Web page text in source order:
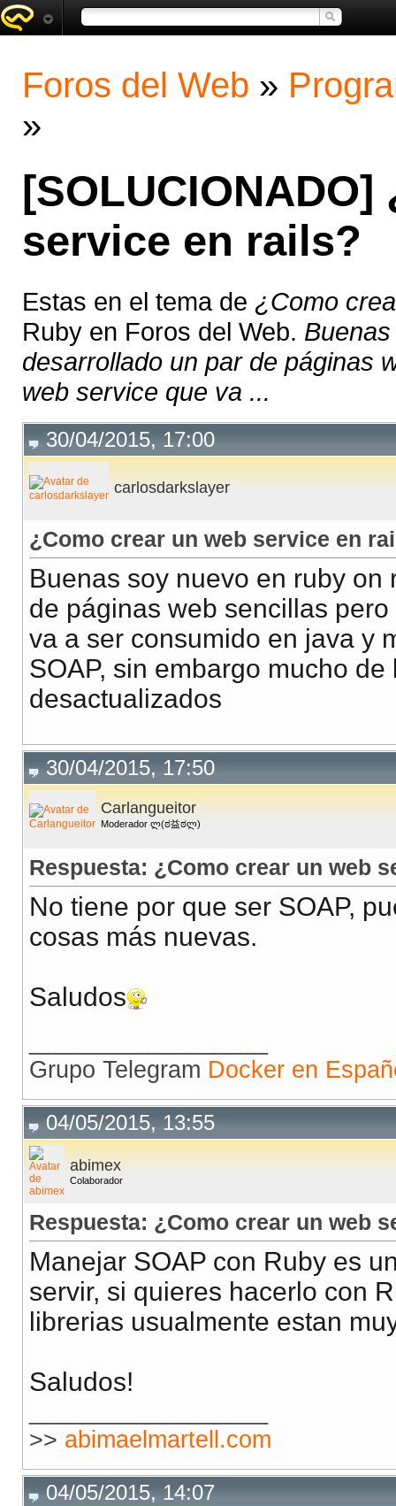
Foros del Web »
»
service en rails?
Estas en el tema de ¿Como
Ruby en Foros del Web.
desarrollado un par de páginas
web service que va ...
30/04/2015, 17:00
carlosdarkslayer
¿Como crear un web service en
Buenas soy nuevo en ruby
de páginas web sencillas
va a ser consumido en java y
SOAP, sin embargo mucho
desactualizados
30/04/2015, 17:50
Carlangueitor
Moderador ლ(ಠ益ಠლ)
Respuesta: ¿Como crear un web
No tiene por que ser SOAP,
cosas más nuevas.
Saludos
Grupo Telegram Docker en
04/05/2015, 13:55
abimex
Colaborador
Respuesta: ¿Como crear un web
Manejar SOAP con Ruby es
servir, si quieres hacerlo con
librerias usualmente estan
Saludos!
>> abimaelmartell.com
04/05/2015, 14:07